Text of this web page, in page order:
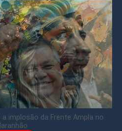
implosão da Frente Ampla no